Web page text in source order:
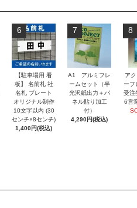
6
【駐車場用 看
板】 名前札 社
名札 プレート
オリジナル制作
10文字以内 (30
センチ×8センチ)
1,400円(税込)
7
A1 アルミフレ
ームセット（半
光沢紙出力＋パ
ネル貼り加工
付）
4,290円(税込)
8
ア
ー
受注
6営